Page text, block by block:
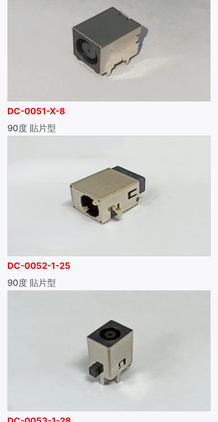
DC-0051-X-8
90度 貼片型
DC-0052-1-25
90度 貼片型